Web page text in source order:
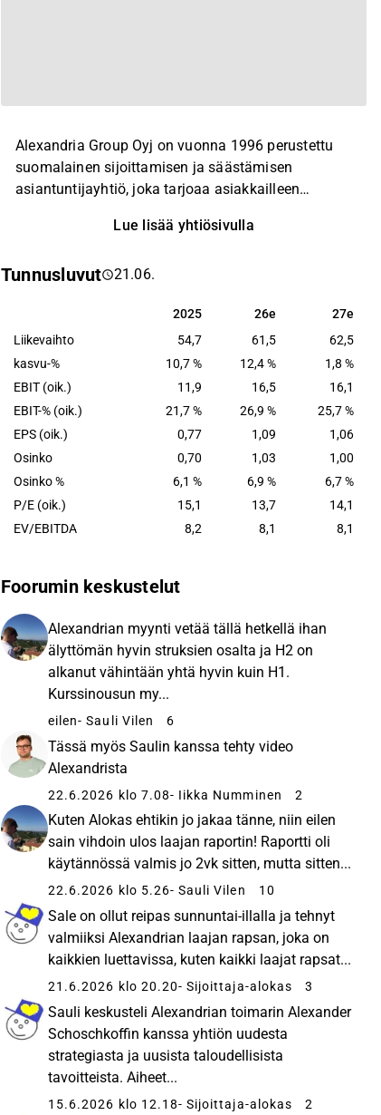
Alexandria Group Oyj on vuonna 1996 perustettu
suomalainen sijoittamisen ja säästämisen
asiantuntijayhtiö, joka tarjoaa asiakkailleen
reaaliomaisuuteen sijoittavia rahastoja,
tuotteita, kansainvälisten vakuutusyhtiöiden
Lue lisää yhtiösivulla
Tunnusluvut 21.06.
2025 26e 27e
2025 26e
27e
Liikevaihto
54,7 61,5
62,5
kasvu-%
10,7 % 12,4 %
1,8 %
EBIT (oik.)
11,9 16,5
16,1
EBIT-% (oik.)
21,7 % 26,9 %
25,7 %
EPS (oik.)
0,77 1,09
1,06
Osinko
0,70 1,03
1,00
Osinko %
6,1 % 6,9 %
6,7 %
P/E (oik.)
15,1 13,7
14,1
EV/EBITDA
8,2 8,1 8,1
Foorumin keskustelut
Alexandrian myynti vetää tällä hetkellä ihan
älyttömän hyvin struksien osalta ja H2 on
alkanut vähintään yhtä hyvin kuin H1.
Kurssinousun my...
eilen- Sauli Vilen 6
Tässä myös Saulin kanssa tehty video
Alexandrista
22.6.2026 klo 7.08- Iikka Numminen 2
Kuten Alokas ehtikin jo jakaa tänne, niin eilen
sain vihdoin ulos laajan raportin! Raportti oli
käytännössä valmis jo 2vk sitten, mutta sitten...
22.6.2026 klo 5.26- Sauli Vilen 10
Sale on ollut reipas sunnuntai-illalla ja tehnyt
valmiiksi Alexandrian laajan rapsan, joka on
kaikkien luettavissa, kuten kaikki laajat rapsat...
21.6.2026 klo 20.20- Sijoittaja-alokas 3
Sauli keskusteli Alexandrian toimarin Alexander
Schoschkoffin kanssa yhtiön uudesta
strategiasta ja uusista taloudellisista
tavoitteista. Aiheet...
15.6.2026 klo 12.18- Sijoittaja-alokas 2